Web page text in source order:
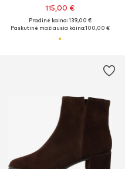
115,00 €
Pradinė kaina: 139,00 €
Paskutinė mažiausia kaina:100,00 €